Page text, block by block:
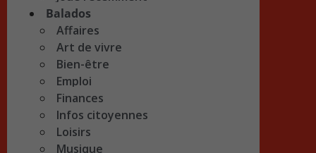
Balados
Affaires
Art de vivre
Bien-être
Emploi
Finances
Infos citoyennes
Loisirs
Musique